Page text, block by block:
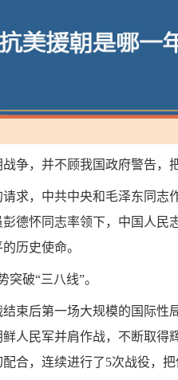
争，并不顾我国政府警告，
求，中共中央和毛泽东同志
德怀同志率领下，中国人
历史使命。
突破“三八线”。
束后第一场大规模的国际性
人民军并肩作战，不断取得
合，连续进行了5次战役，